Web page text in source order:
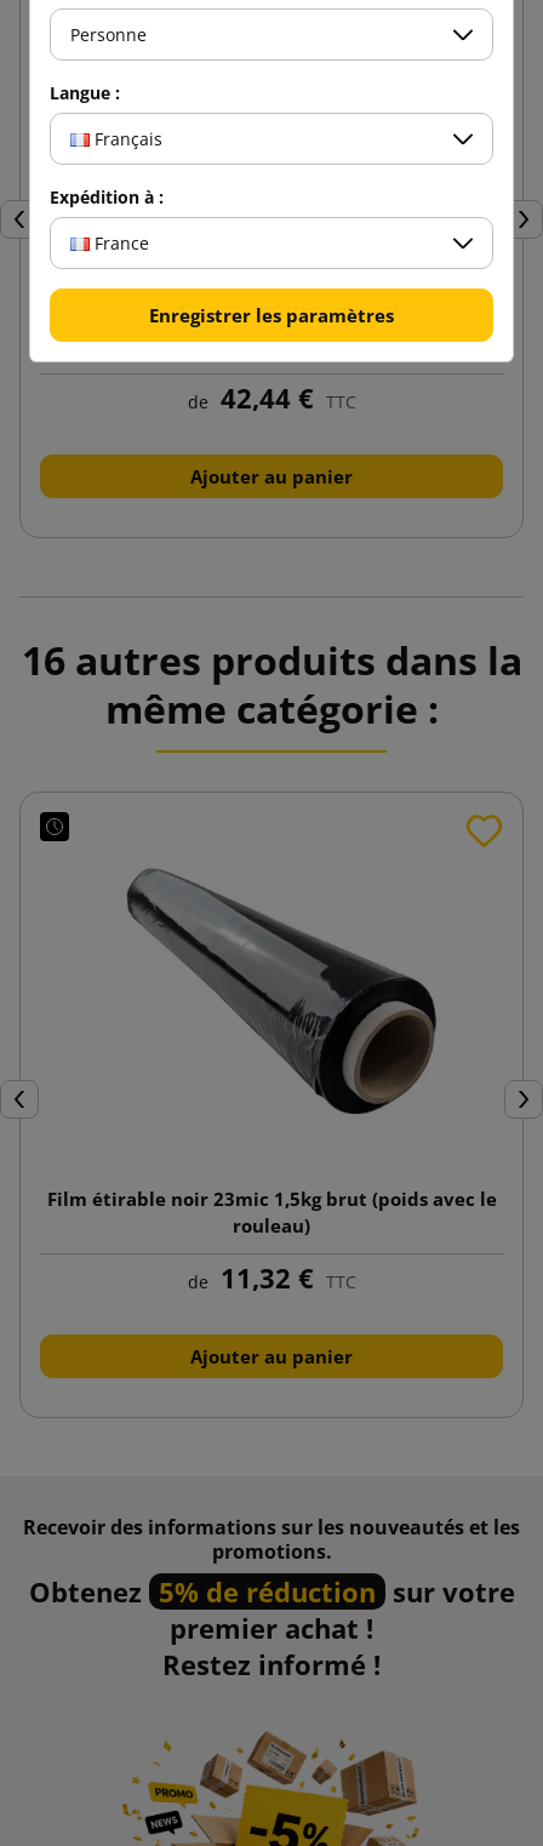
Précédent
Frisure de papier blanc 5kg
de 42,44 € TTC
Ajouter au panier
16 autres produits dans la
même catégorie :
Précédent
Film étirable noir 23mic 1,5kg brut (poids avec le
rouleau)
de 11,32 € TTC
Ajouter au panier
Recevoir des informations sur les nouveautés et les
promotions.
Obtenez 5% de réduction sur votre
premier achat !
Restez informé !
Personne
Langue :
Français
Expédition à :
France
Enregistrer les paramètres